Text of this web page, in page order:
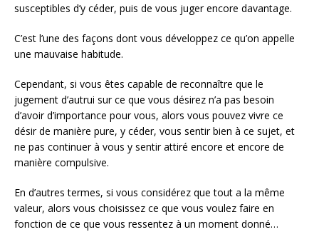
susceptibles d’y céder, puis de vous juger encore davantage.
C’est l’une des façons dont vous développez ce qu’on appelle
une mauvaise habitude.
Cependant, si vous êtes capable de reconnaître que le
jugement d’autrui sur ce que vous désirez n’a pas besoin
d’avoir d’importance pour vous, alors vous pouvez vivre ce
désir de manière pure, y céder, vous sentir bien à ce sujet, et
ne pas continuer à vous y sentir attiré encore et encore de
manière compulsive.
En d’autres termes, si vous considérez que tout a la même
valeur, alors vous choisissez ce que vous voulez faire en
fonction de ce que vous ressentez à un moment donné…